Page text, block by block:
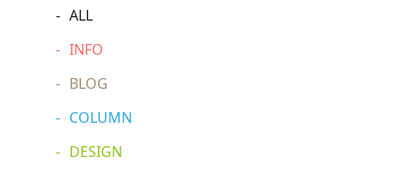
ALL
INFO
BLOG
COLUMN
DESIGN